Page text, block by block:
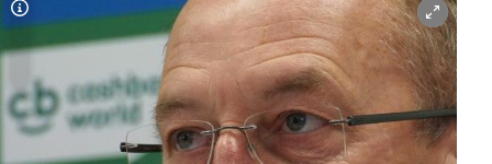
Copyright-Hinweis öffnen/schließen